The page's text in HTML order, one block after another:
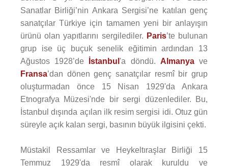
Sanatlar Birliği’nin Ankara Sergisi’ne katılan genç
sanatçılar Türkiye için tamamen yeni bir anlayışın
ürünü olan yapıtlarını sergilediler. Paris’te bulunan
grup ise üç buçuk senelik eğitimin ardından 13
Ağustos 1928’de
İstanbul 'a döndü. Almanyave
Fransa’dan dönen genç sanatçılar resmî bir grup
oluşturmadan önce 15 Nisan 1929'da Ankara
Etnografya Müzesi'nde bir sergi düzenlediler. Bu,
İstanbul dışında açılan ilk resim sergisi idi. Otuz gün
süreyle açık kalan sergi, basının büyük ilgisini çekti.
Müstakil Ressamlar ve Heykeltıraşlar Birliği 15
Temmuz 1929'da resmî olarak kuruldu ve